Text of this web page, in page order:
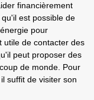
financièrement
est possible de
pour
utile de contacter des
peut proposer des
de monde. Pour
suffit de visiter son